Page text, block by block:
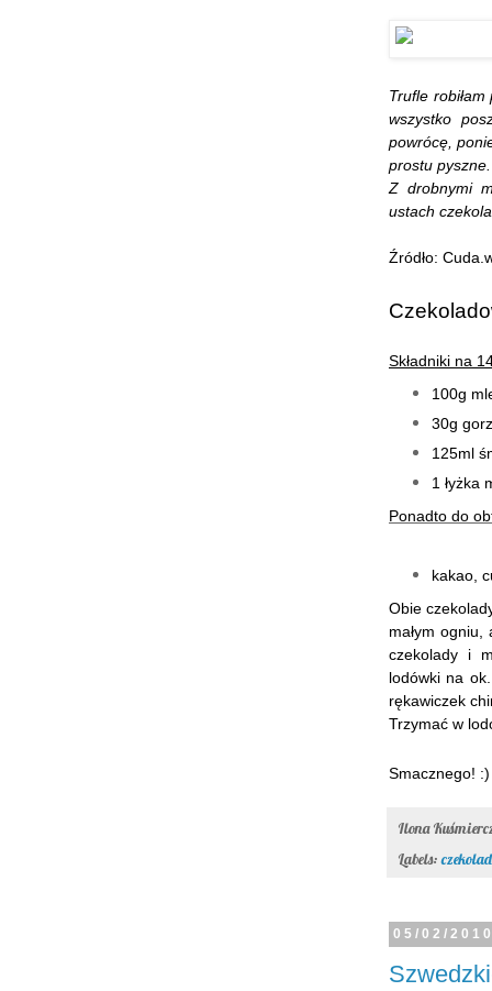
Trufle
wszystko
powrócę,
prostu
Z drobnymi
ustach
Źródło:
Składniki na
100g
30g
125ml
1 łyżka
Ponadto do
kakao,
Obie
małym
czekolady i
lodówki na
rękawiczek
Trzymać w
Smacznego! :)
Ilona
Labels:
05/02/